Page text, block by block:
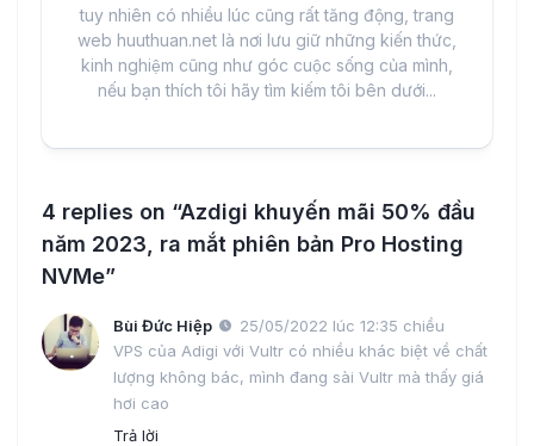
tuy nhiên có nhiều lúc cũng rất tăng động, trang
web huuthuan.net là nơi lưu giữ những kiến thức,
kinh nghiệm cũng như góc cuộc sống của mình,
nếu bạn thích tôi hãy tìm kiếm tôi bên dưới...
4 replies on “Azdigi khuyến mãi 50% đầu
năm 2023, ra mắt phiên bản Pro Hosting
NVMe”
Bùi Đức Hiệp
25/05/2022 lúc 12:35 chiều
VPS của Adigi với Vultr có nhiều khác biệt về chất
lượng không bác, mình đang sài Vultr mà thấy giá
hơi cao
Trả lời